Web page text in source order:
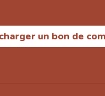
un bon de